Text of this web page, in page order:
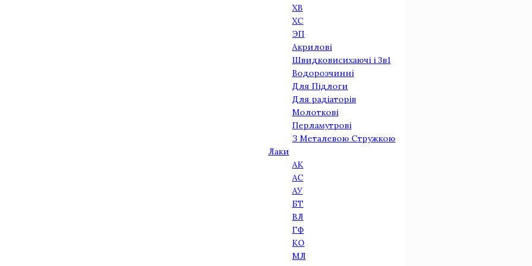
ХВ
ХС
ЭП
Акриловi
Швидковисихаючі і 3в1
Водорозчинні
Для Підлоги
Для радіаторів
Молоткові
Перламутрові
З Металевою Стружкою
Лаки
АК
АС
АУ
БТ
ВЛ
ГФ
КО
МЛ